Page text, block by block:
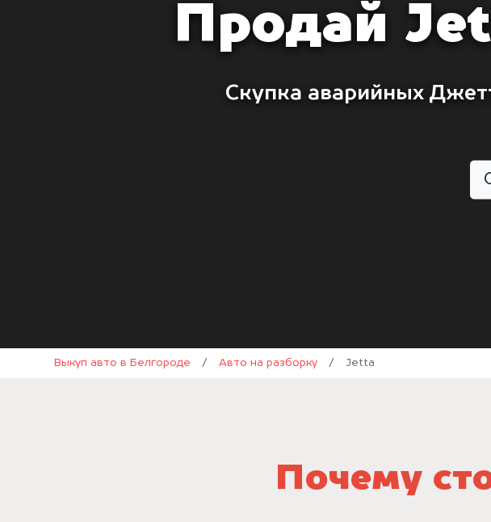
Продай
Скупка аварийных
Выкуп авто в Белгороде / Авто на разборку / Jetta
Почему